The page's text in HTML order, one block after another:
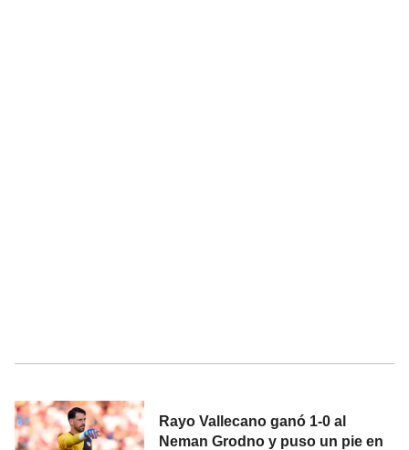
Rayo Vallecano ganó 1-0 al
Neman Grodno y puso un pie en